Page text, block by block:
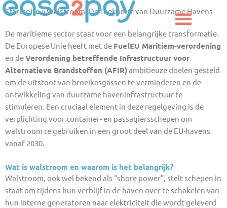
Zum
Inhalt
springen
Startseite»Walstroom: De Toekomst van Duurzame Havens
De maritieme sector staat voor een belangrijke transformatie.
De Europese Unie heeft met de FuelEU Maritiem-verordening
en deVerordening betreffende Infrastructuur voor
Alternatieve Brandstoffen (AFIR)ambitieuze doelen gesteld
om de uitstoot van broeikasgassen te verminderen en de
ontwikkeling van duurzame haveninfrastructuur te
stimuleren. Een cruciaal element in deze regelgeving is de
verplichting voor container- en passagiersschepen om
walstroom te gebruiken in een groot deel van de EU-havens
vanaf 2030.
Wat is walstroom en waarom is het belangrijk?
Walstroom, ook wel bekend als “shore power”, stelt schepen in
staat om tijdens hun verblijf in de haven over te schakelen van
hun interne generatoren naar elektriciteit die wordt geleverd